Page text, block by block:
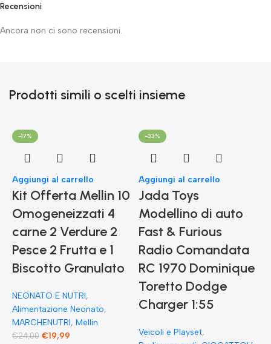
Recensioni
Ancora non ci sono recensioni.
Prodotti simili o scelti insieme
-17%
Aggiungi al carrello
Kit Offerta Mellin 10
Omogeneizzati 4
carne 2 Verdure 2
Pesce 2 Frutta e 1
Biscotto Granulato
NEONATO E NUTRI,
Alimentazione Neonato,
MARCHENUTRI, Mellin
€24,00 €19,99
-33%
Aggiungi al carrello
Jada Toys
Modellino di auto
Fast & Furious
Radio Comandata
RC 1970 Dominique
Toretto Dodge
Charger 1:55
Veicoli e Playset,